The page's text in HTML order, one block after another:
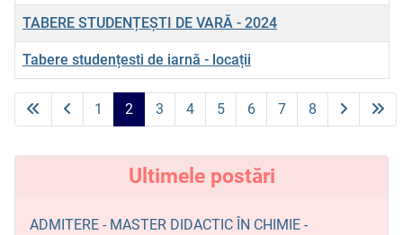
Articole
TABERE STUDENȚEȘTI DE VARĂ - 2024
Tabere studențesti de iarnă - locații
Pagina 2 din 8
1 2 3 4 5 6 7 8
Ultimele postări
ADMITERE - MASTER DIDACTIC ÎN CHIMIE -